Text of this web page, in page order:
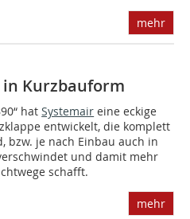
mehr
Kurzbauform
hatSystemair eine eckige
entwickelt, die komplett
bzw. je nach Einbau auch in
und damit mehr
schafft.
mehr